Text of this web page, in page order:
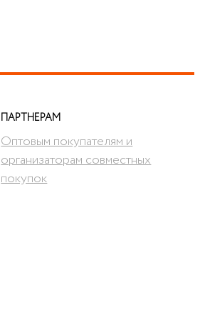
ПАРТНЕРАМ
Оптовым покупателям и
организаторам совместных
покупок